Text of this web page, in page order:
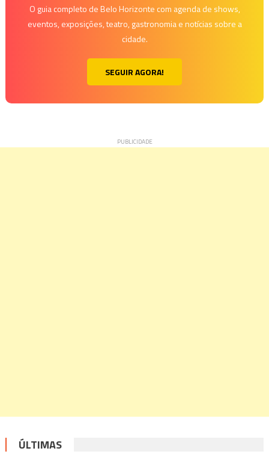
O guia completo de Belo Horizonte com agenda de shows,
eventos, exposições, teatro, gastronomia e notícias sobre a
cidade.
SEGUIR AGORA!
ÚLTIMAS